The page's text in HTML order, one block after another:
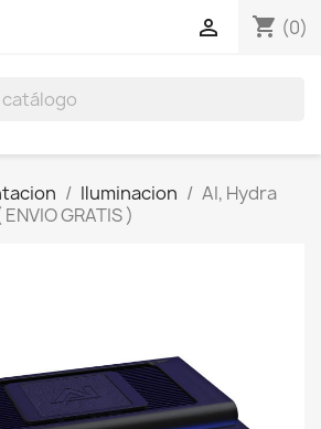
shopping_cart (0)

Iluminacion
AI, Hydra
GRATIS )